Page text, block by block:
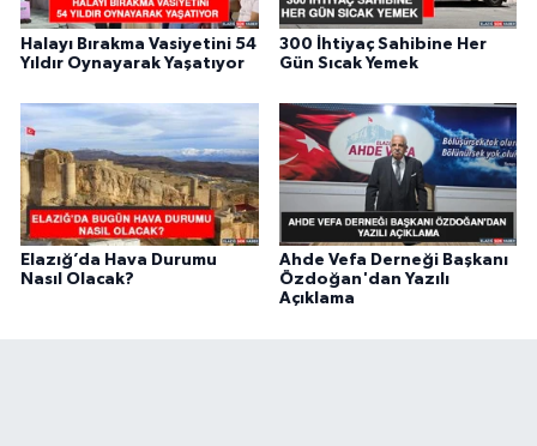
Halayı Bırakma Vasiyetini 54
Yıldır Oynayarak Yaşatıyor
300 İhtiyaç Sahibine Her
Gün Sıcak Yemek
Elazığ’da Hava Durumu
Nasıl Olacak?
Ahde Vefa Derneği Başkanı
Özdoğan'dan Yazılı
Açıklama